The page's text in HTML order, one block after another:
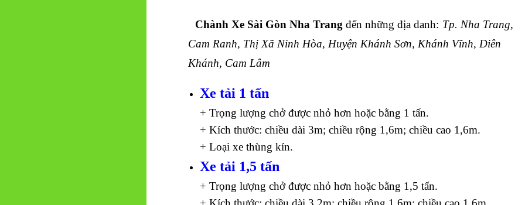
Chành Xe Sài Gòn Nha Trang đến những địa danh: Tp. Nha Trang,
Cam Ranh, Thị Xã Ninh Hòa, Huyện Khánh Sơn, Khánh Vĩnh, Diên
Khánh, Cam Lâm
Xe tải 1 tấn
+ Trọng lượng chở được nhỏ hơn hoặc bằng 1 tấn.
+ Kích thước: chiều dài 3m; chiều rộng 1,6m; chiều cao 1,6m.
+ Loại xe thùng kín.
Xe tải 1,5 tấn
+ Trọng lượng chở được nhỏ hơn hoặc bằng 1,5 tấn.